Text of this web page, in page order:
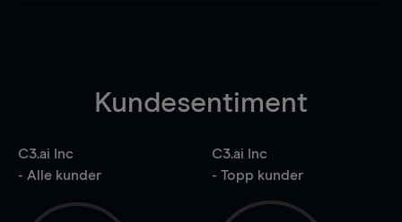
Kundesentiment
C3.ai Inc
- Alle kunder
C3.ai Inc
- Topp kunder